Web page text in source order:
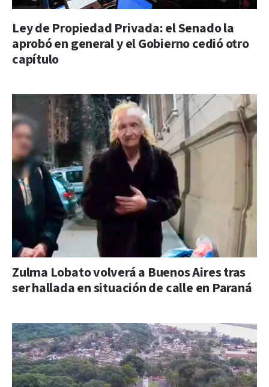
Ley de Propiedad Privada: el Senado la
aprobó en general y el Gobierno cedió otro
capítulo
Zulma Lobato volverá a Buenos Aires tras
ser hallada en situación de calle en Paraná